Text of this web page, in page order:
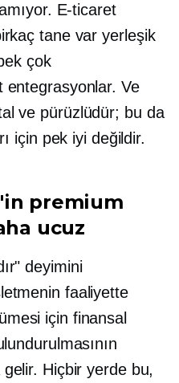
E-ticaret
tane varyerleşik
çok
entegrasyonlar. Ve
ve pürüzlüdür; bu da
için pek iyi değildir.
premium
ucuz
deyimini
faaliyette
için finansal
Hiçbir yerde bu,